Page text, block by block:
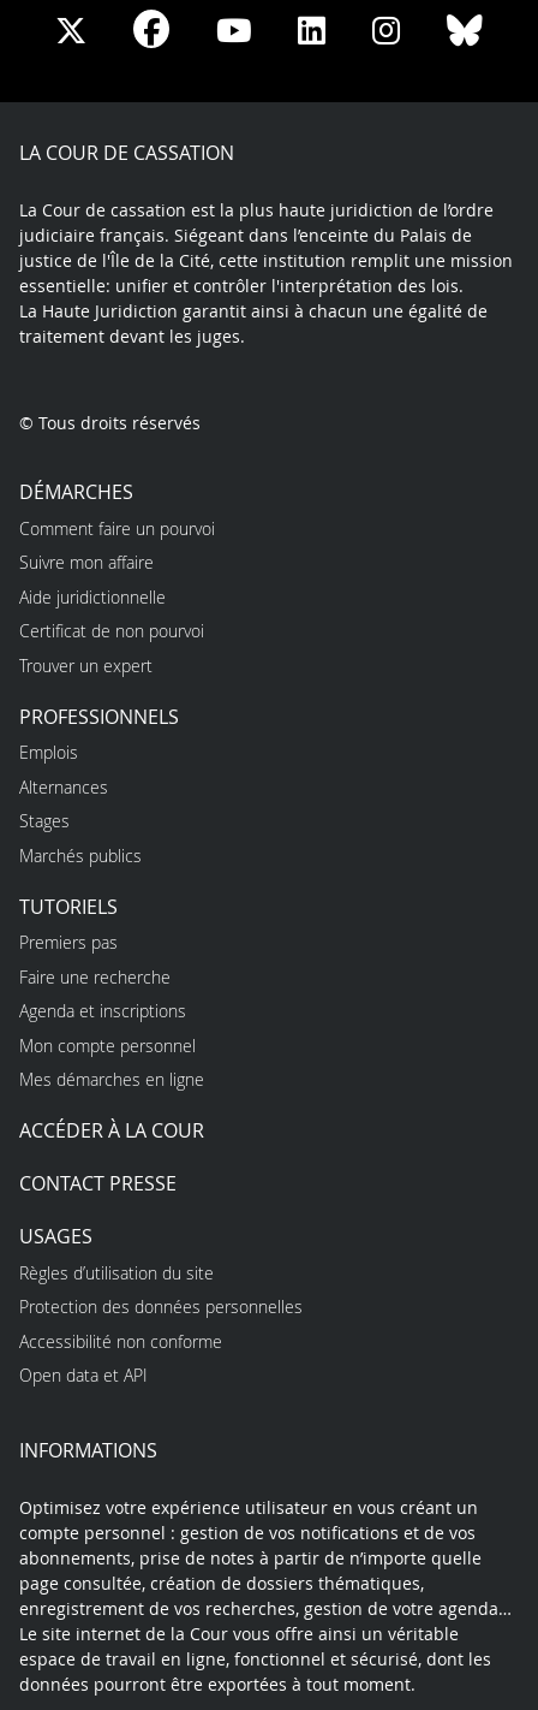
Share
X
Share
Facebook
Share
Youtube
Share
LinkedIn
Share
Instagram
LA COUR DE CASSATION
La Cour de cassation est la plus haute juridiction de l’ordre
judiciaire français. Siégeant dans l’enceinte du Palais de
justice de l'Île de la Cité, cette institution remplit une mission
essentielle: unifier et contrôler l'interprétation des lois.
La Haute Juridiction garantit ainsi à chacun une égalité de
traitement devant les juges.
© Tous droits réservés
DÉMARCHES
Comment faire un pourvoi
Suivre mon affaire
Aide juridictionnelle
Certificat de non pourvoi
Trouver un expert
PROFESSIONNELS
Emplois
Alternances
Stages
Marchés publics
TUTORIELS
Premiers pas
Faire une recherche
Agenda et inscriptions
Mon compte personnel
Mes démarches en ligne
ACCÉDER À LA COUR
CONTACT PRESSE
USAGES
Règles d’utilisation du site
Protection des données personnelles
Accessibilité non conforme
Open data et API
INFORMATIONS
Optimisez votre expérience utilisateur en vous créant un
compte personnel : gestion de vos notifications et de vos
abonnements, prise de notes à partir de n’importe quelle
page consultée, création de dossiers thématiques,
enregistrement de vos recherches, gestion de votre agenda…
Le site internet de la Cour vous offre ainsi un véritable
espace de travail en ligne, fonctionnel et sécurisé, dont les
données pourront être exportées à tout moment.